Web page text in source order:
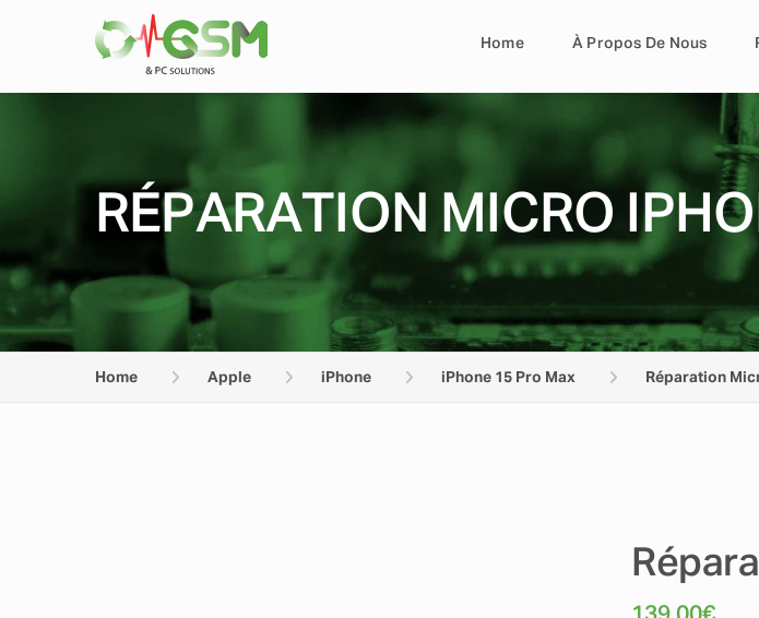
Home À Propos De Nous
RÉPARATION MICRO
Home Apple iPhone iPhone 15 Pro Max Réparation